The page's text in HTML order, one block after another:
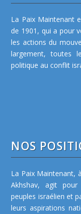
La Paix Maintenant
de 1901, qui a pour
les actions du
largement, toutes
politique au conflit
NOS
La Paix Maintenant,
Akhshav, agit
peuples israélien et
leurs aspirations